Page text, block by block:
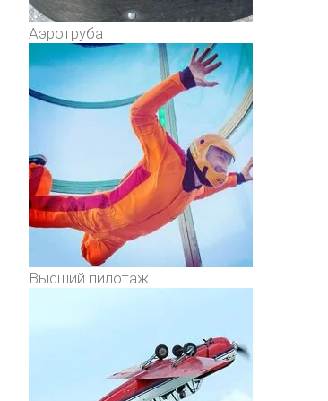
Аэротруба
Высший пилотаж